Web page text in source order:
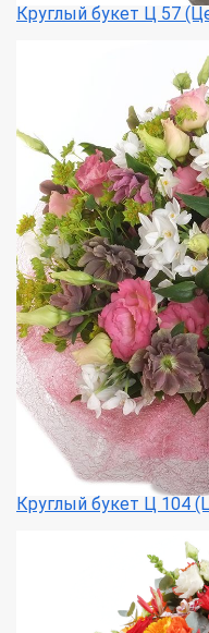
Круглый букет Ц 57
Круглый букет Ц 104